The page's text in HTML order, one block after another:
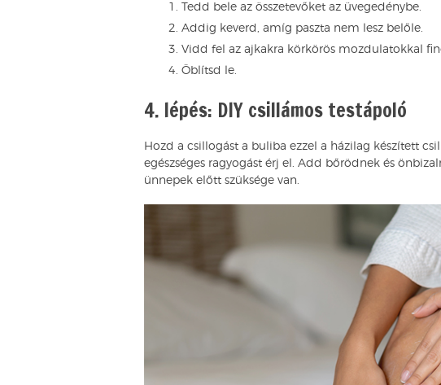
Tedd bele az összetevőket az üvegedénybe.
Addig keverd, amíg paszta nem lesz belőle.
Vidd fel az ajkakra körkörös mozdulatokkal
Öblítsd le.
4. lépés: DIY csillámos testápoló
Hozd a csillogást a buliba ezzel a házilag készített
egészséges ragyogást érj el. Add bőrödnek és
ünnepek előtt szüksége van.